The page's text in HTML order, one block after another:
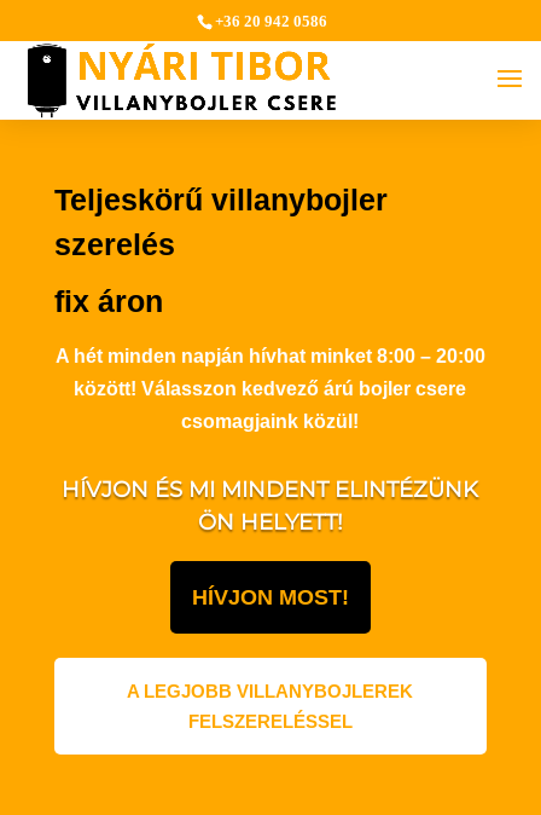
+36 20 942 0586
Teljeskörű villanybojler
szerelés
fix áron
A hét minden napján hívhat minket 8:00 – 20:00
között! Válasszon kedvező árú bojler csere
csomagjaink közül!
HÍVJON ÉS MI MINDENT ELINTÉZÜNK
ÖN HELYETT!
HÍVJON MOST!
A LEGJOBB VILLANYBOJLEREK
FELSZERELÉSSEL